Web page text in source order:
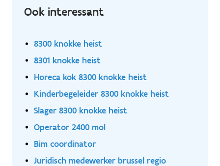
maat over verf, kleur en toepassingen.
Ook interessant
8300 knokke heist
8301 knokke heist
Horeca kok 8300 knokke heist
Kinderbegeleider 8300 knokke heist
Slager 8300 knokke heist
Operator 2400 mol
Bim coordinator
Juridisch medewerker brussel regio